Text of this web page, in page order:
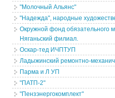
"Молочный Альянс"
"Надежда", народные
Окружной фонд обязательного
Няганьский филиал.
Оскар-тед ИЧПТУП
Ладыжинский ремонтно-
Парма и Л УП
"ПАТП-2"
"Пензэнергокомплект"